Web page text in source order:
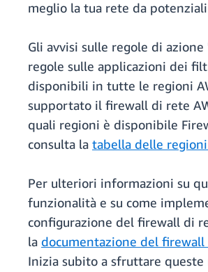
meglio la tua rete da
Gli avvisi sulle regole di azione
regole sulle applicazioni dei
disponibili in tutte le regioni
supportato il firewall di rete
quali regioni è disponibile
consulta la tabella delle regioni
Per ulteriori informazioni su
funzionalità e su come
configurazione del firewall di
la documentazione del firewall
Inizia subito a sfruttare